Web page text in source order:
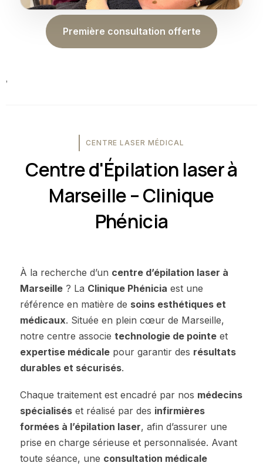
Première consultation offerte
’
CENTRE LASER MÉDICAL
Centre d'Épilation laser à
Marseille – Clinique
Phénicia
À la recherche d’un centre d’épilation laser à
Marseille ? La Clinique Phénicia est une
référence en matière de soins esthétiques et
médicaux. Située en plein cœur de Marseille,
notre centre associe technologie de pointe et
expertise médicale pour garantir des résultats
durables et sécurisés.
Chaque traitement est encadré par nos médecins
spécialisés et réalisé par des infirmières
formées à l’épilation laser, afin d’assurer une
prise en charge sérieuse et personnalisée. Avant
toute séance, une consultation médicale